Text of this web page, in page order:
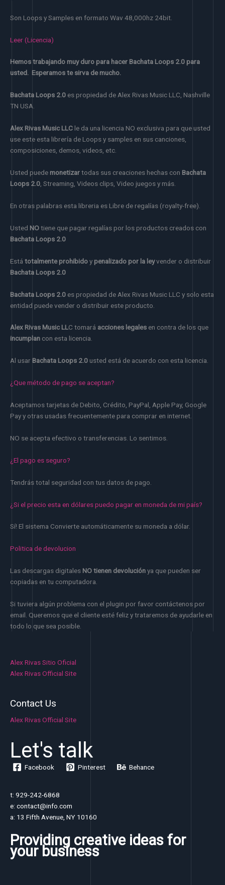
Son Loops y Samples en formato Wav 48,000hz 24bit.
Leer (Licencia)
Hemos trabajando muy duro para hacer Bachata Loops 2.0 para
usted. Esperamos te sirva de mucho.
Bachata Loops 2.0 es propiedad de Alex Rivas Music LLC, Nashville
TN USA.
Alex Rivas Music LLC le da una licencia NO exclusiva para que usted
use este esta librería de Loops y samples en sus canciones,
composiciones, demos, videos, etc.
Usted puede monetizartodas sus creaciones hechas con Bachata
Loops 2.0 , Streaming, Videos clips, Video juegos y más.
En otras palabras esta libreria es Libre de regalías (royalty-free).
Usted NOtiene que pagar regalías por los productos creados con
Bachata Loops 2.0
Está totalmente prohibidoy penalizado por la leyvender o distribuir
Bachata Loops 2.0
Bachata Loops 2.0 es propiedad de Alex Rivas Music LLC y solo esta
entidad puede vender o distribuir este producto.
Alex Rivas Music LLC tomará acciones legales en contra de los que
incumplan con esta licencia.
Al usar Bachata Loops 2.0 usted está de acuerdo con esta licencia.
¿Que método de pago se aceptan?
Aceptamos tarjetas de Debito, Crédito, PayPal, Apple Pay, Google
Pay y otras usadas frecuentemente para comprar en internet.
NO se acepta efectivo o transferencias. Lo sentimos.
¿El pago es seguro?
Tendrás total seguridad con tus datos de pago.
¿Si el precio esta en dólares puedo pagar en moneda de mi país?
Sí! El sistema Convierte automáticamente su moneda a dólar.
Politica de devolucion
Las descargas digitales NO tienen devoluciónya que pueden ser
copiadas en tu computadora.
Si tuviera algún problema con el plugin por favor contáctenos por
email. Queremos que el cliente esté feliz y trataremos de ayudarle en
todo lo que sea posible.
Alex Rivas Sitio Oficial
Alex Rivas Official Site
Contact Us
Alex Rivas Official Site
Let's talk
Facebook Pinterest Behance
t: 929-242-6868
e: contact@info.com
a: 13 Fifth Avenue, NY 10160
Providing creative ideas for
your business